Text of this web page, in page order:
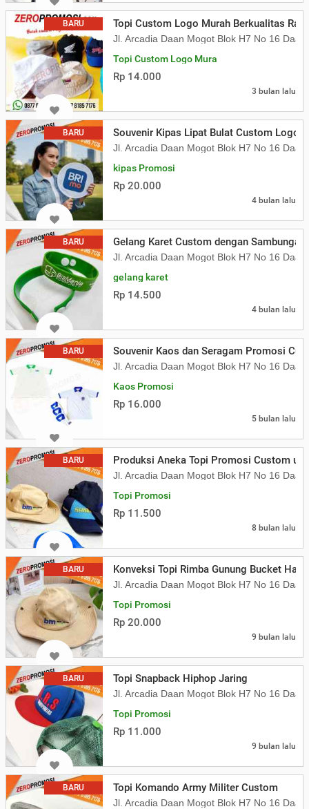
BARU Topi Custom Logo Murah Berkualitas
Jl. Arcadia Daan Mogot Blok H7 No 16
Topi Custom Logo Mura
Rp 14.000
3 bulan lalu
BARU Souvenir Kipas Lipat Bulat Custom Logo
Jl. Arcadia Daan Mogot Blok H7 No 16
kipas Promosi
Rp 20.000
4 bulan lalu
BARU Gelang Karet Custom dengan
Jl. Arcadia Daan Mogot Blok H7 No 16
gelang karet
Rp 14.500
4 bulan lalu
BARU Souvenir Kaos dan Seragam Promosi
Jl. Arcadia Daan Mogot Blok H7 No 16
Kaos Promosi
Rp 16.000
5 bulan lalu
BARU Produksi Aneka Topi Promosi Custom
Jl. Arcadia Daan Mogot Blok H7 No 16
Topi Promosi
Rp 11.500
8 bulan lalu
BARU Konveksi Topi Rimba Gunung Bucket Hat
Jl. Arcadia Daan Mogot Blok H7 No 16
Topi Promosi
Rp 20.000
9 bulan lalu
BARU Topi Snapback Hiphop Jaring
Jl. Arcadia Daan Mogot Blok H7 No 16
Topi Promosi
Rp 11.000
9 bulan lalu
BARU Topi Komando Army Militer Custom
Jl. Arcadia Daan Mogot Blok H7 No 16